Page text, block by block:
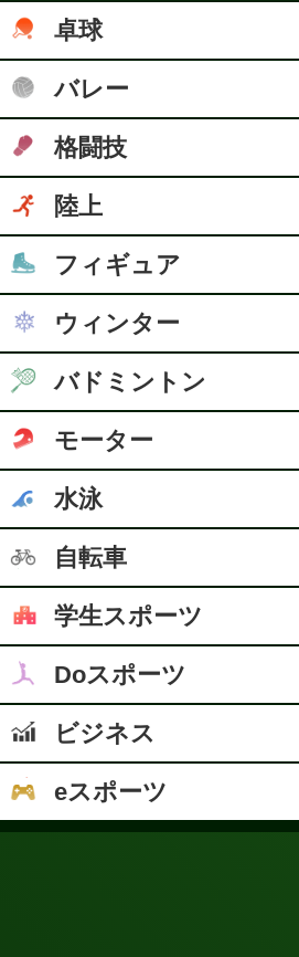
卓球
バレー
格闘技
陸上
フィギュア
ウィンター
バドミントン
モーター
水泳
自転車
学生スポーツ
Doスポーツ
ビジネス
eスポーツ